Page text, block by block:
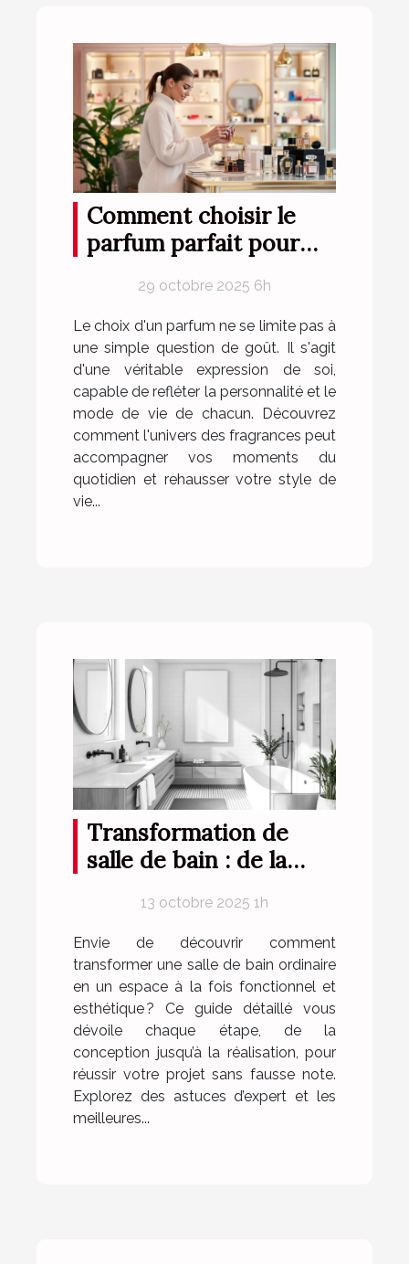
Comment choisir le
parfum parfait pour
29 octobre 2025 6h
Le choix d'un parfum ne se limite pas à
une simple question de goût. Il s'agit
d'une véritable expression de soi,
capable de refléter la personnalité et le
mode de vie de chacun. Découvrez
comment l'univers des fragrances peut
accompagner vos moments du
quotidien et rehausser votre style de
vie...
Transformation de
salle de bain : de la
réalisation
13 octobre 2025 1h
Envie de découvrir comment
transformer une salle de bain ordinaire
en un espace à la fois fonctionnel et
esthétique ? Ce guide détaillé vous
dévoile chaque étape, de la
conception jusqu’à la réalisation, pour
réussir votre projet sans fausse note.
Explorez des astuces d’expert et les
meilleures...